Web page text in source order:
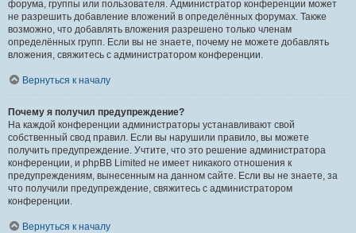
форума, группы или пользователя. Администратор конференции может
не разрешить добавление вложений в определённых форумах. Также
возможно, что добавлять вложения разрешено только членам
определённых групп. Если вы не знаете, почему не можете добавлять
вложения, свяжитесь с администратором конференции.
Вернуться к началу
Почему я получил предупреждение?
На каждой конференции администраторы устанавливают свой
собственный свод правил. Если вы нарушили правило, вы можете
получить предупреждение. Учтите, что это решение администратора
конференции, и phpBB Limited не имеет никакого отношения к
предупреждениям, вынесенным на данном сайте. Если вы не знаете, за
что получили предупреждение, свяжитесь с администратором
конференции.
Вернуться к началу